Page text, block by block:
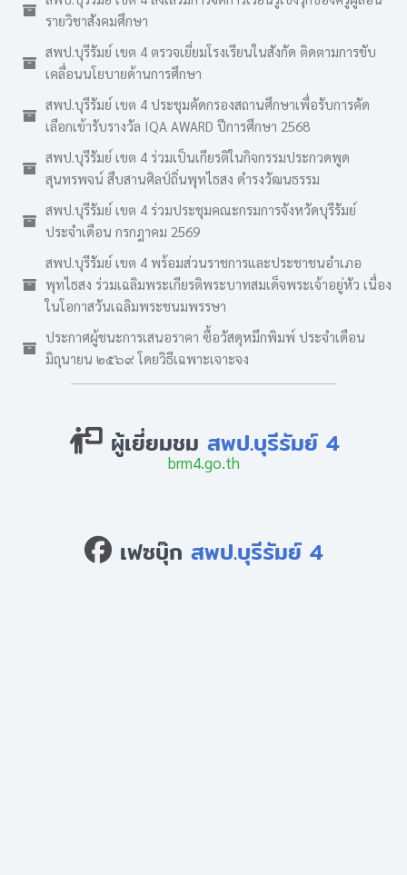
รายวิชาสังคมศึกษา
สพป.บุรีรัมย์ เขต 4 ตรวจเยี่ยมโรงเรียนในสังกัด ติดตามการขับ
เคลื่อนนโยบายด้านการศึกษา
สพป.บุรีรัมย์ เขต 4 ประชุมคัดกรองสถานศึกษาเพื่อรับการคัด
เลือกเข้ารับรางวัล IQA AWARD ปีการศึกษา 2568
สพป.บุรีรัมย์ เขต 4 ร่วมเป็นเกียรติในกิจกรรมประกวดพูด
สุนทรพจน์ สืบสานศิลป์ถิ่นพุทไธสง ดำรงวัฒนธรรม
สพป.บุรีรัมย์ เขต 4 ร่วมประชุมคณะกรมการจังหวัดบุรีรัมย์
ประจำเดือน กรกฎาคม 2569
สพป.บุรีรัมย์ เขต 4 พร้อมส่วนราชการและประชาชนอำเภอ
พุทไธสง ร่วมเฉลิมพระเกียรติพระบาทสมเด็จพระเจ้าอยู่หัว เนื่อง
ในโอกาสวันเฉลิมพระชนมพรรษา
ประกาศผู้ชนะการเสนอราคา ซื้อวัสดุหมึกพิมพ์ ประจำเดือน
มิถุนายน ๒๕๖๙ โดยวิธีเฉพาะเจาะจง
ผู้เยี่ยมชม สพป.บุรีรัมย์ 4
brm4.go.th
เฟซบุ๊ก สพป.บุรีรัมย์ 4